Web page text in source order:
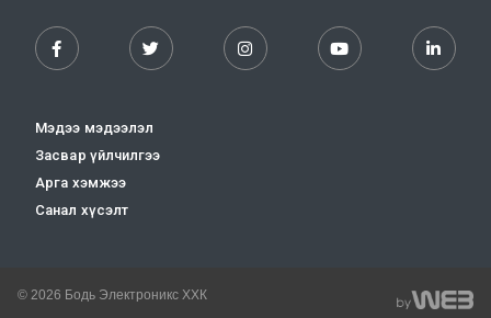
Мэдээ мэдээлэл
Засвар үйлчилгээ
Арга хэмжээ
Санал хүсэлт
© 2026 Бодь Электроникс ХХК